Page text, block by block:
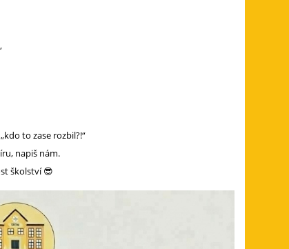
to zase rozbil?!“
napiš nám.
školství 😎